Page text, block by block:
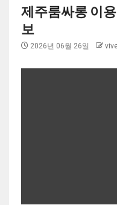
제주룸싸롱 이
보
2026년 06월 26일